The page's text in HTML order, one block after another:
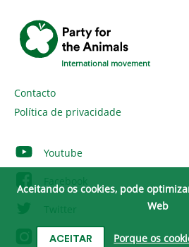
International movement
Contacto
Política de privacidade
Youtube
Facebook
Twitter
Instagram
Aceitando os cookies, pode
Web
ACEITAR Porque os